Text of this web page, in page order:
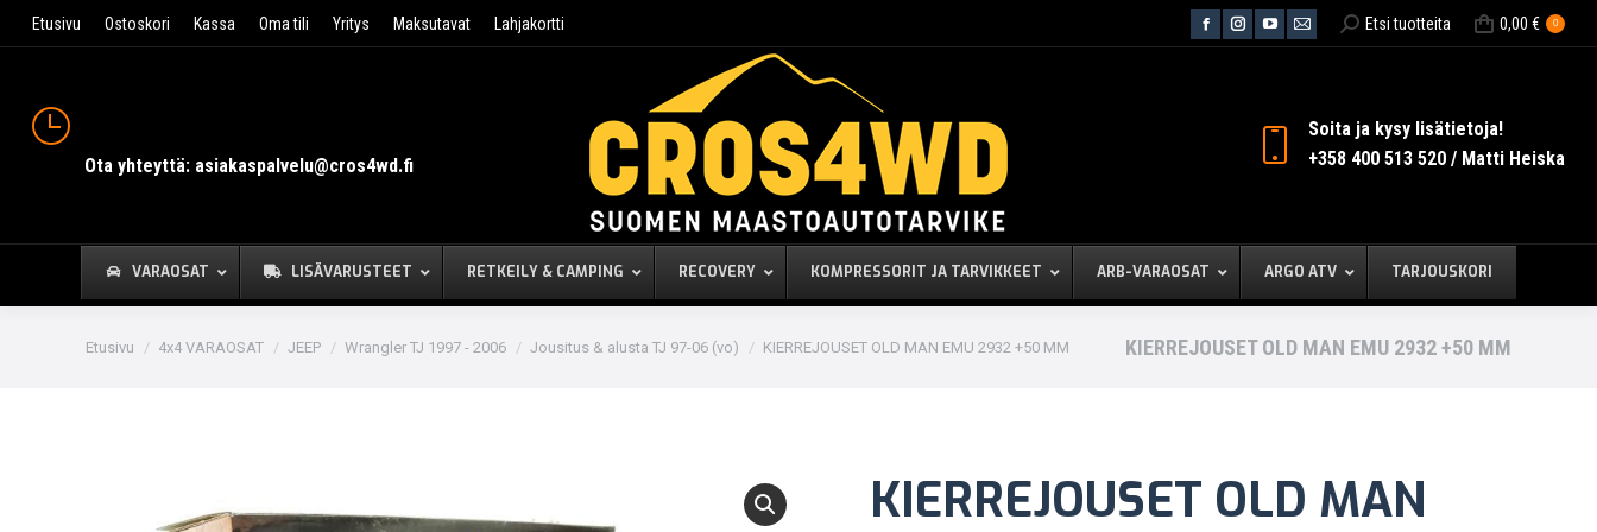
Etusivu Ostoskori Kassa Oma tili Yritys Maksutavat Lahjakortti
Facebook
Instagram
new
YouTube
in
new
Mail
in
new
Search:Etsi tuotteita 0,00 € 0
Ota yhteyttä: asiakaspalvelu@cros4wd.fi
Soita ja kysy lisätietoja!
+358 400 513 520 / Matti Heiska
VARAOSAT LISÄVARUSTEET RETKEILY & CAMPING RECOVERY KOMPRESSORIT JA TARVIKKEET ARB-VARAOSAT ARGO ATV TARJOUSKORI
You are here:
Etusivu 4x4 VARAOSAT JEEP Wrangler TJ 1997 - 2006 Jousitus & alusta TJ 97-06 (vo) KIERREJOUSET OLD MAN EMU 2932 +50 MM KIERREJOUSET OLD MAN EMU 2932 +50 MM
KIERREJOUSET OLD MAN